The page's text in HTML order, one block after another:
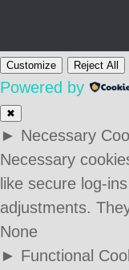
Customize Reject All
Powered by
✖
► Necessary
Necessary
like secure log-
adjustments.
None
► Functional